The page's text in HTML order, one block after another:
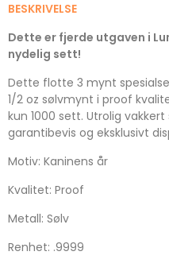
BESKRIVELSE
Dette er fjerde utgaven i
nydelig sett!
Dette flotte 3 mynt
1/2 oz sølvmynt i proof
kun 1000 sett. Utrolig
garantibevis og eksklusivt
Motiv: Kaninens år
Kvalitet: Proof
Metall: Sølv
Renhet: .9999